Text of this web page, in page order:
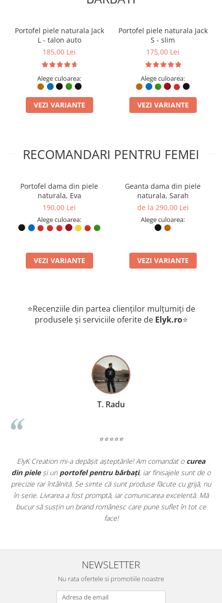
portofelul Jack 2 L și bucură-te
mașinii, cardurile și banii într-
un singur accesoriu
handmade premium!
COMPARTIMENT TALON AUTO:
Proiectat special pentru a
găzdui certificatul de înmatriculare (format românesc) fără a fi
nevoie de îndoire.
BUZUNAR DEDICAT MONEDE:
Compartiment securizat
spațiu generos bancnotelor mari, cardurilor și actelor auto.
PIELE NATURALĂ VERITABILĂ:
Realizat manual din piele de
lucrat artizanal în atelierul ElyK, asigurând finisaje impecabile.
ORGANIZARE COMPLETĂ:
Sloturi multiple pentru carduri,
compartiment de acte și secțiune de bancnote desfășurate.
CUSĂTURI REZISTENTE:
Coaserea manuală oferă o structură
mult mai durabilă decât cea industrială, prevenind deșirarea.
PROTEȚIE PENTRU DOCUMENTE:
Structura fermă a pielii
previne îndoirea actelor importante păstrate în interior.
Portofel piele naturala Jack
L - talon auto
185,00 Lei
Alege culoarea:
VEZI VARIANTE
Portofel piele naturala Jack
S - slim
175,00 Lei
Alege culoarea:
VEZI VARIANTE
RECOMANDARI PENTRU FEMEI
Portofel dama din piele
naturala, Eva
190,00 Lei
Alege culoarea:
VEZI VARIANTE
Geanta dama din piele
naturala, Sarah
de la 290,00 Lei
Alege culoarea:
VEZI VARIANTE
⭐Recenziile din partea clienților mulțumiți de
produsele și serviciile oferite de Elyk.ro⭐
T. Radu
⭐⭐⭐⭐⭐
ElyK Creation mi-a depășit așteptările! Am comandat o curea
din pieleși un portofel pentru bărbați, iar finisajele sunt de o
precizie rar întâlnită. Se simte că sunt produse făcute cu grijă, nu
în serie. Livrarea a fost promptă, iar comunicarea excelentă. Mă
bucur să susțin un brand românesc care pune suflet în tot ce
face!
NEWSLETTER
Nu rata ofertele si promotiile noastre